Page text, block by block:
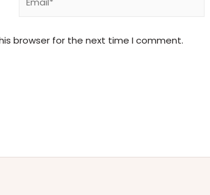
browser for the next time I comment.